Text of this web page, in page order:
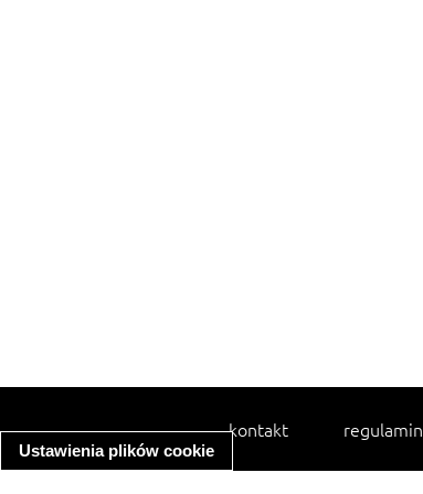
Ustawienia plików cookie
kontakt regulamin